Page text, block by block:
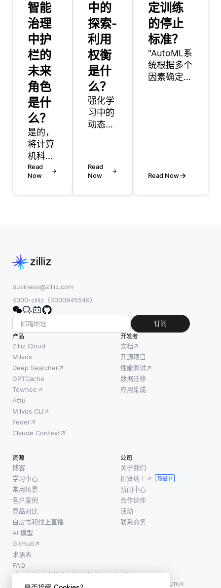
智能
治理
中护
栏的
未来
角色
是什
么？
是的，
将计算
机科学
和汽车
力学相
驾驶汽
能诊断
等汽车
技术的
兴起。
这个交
叉点通
常被称
为汽车
软件工
程或汽
一体
化。 应
单元
(ecu)
开发软
件，设
计自动
驾驶系
统，以
及创建
实时分
析车
Read
Now
中的
探索-
利用
权衡
是什
么？
强化学
习中的
动态规
过将强
题。DP
方法，
Read
Now
定训练
的停止
标准？
"AutoML系
统根据多个
因素确定训
过程中监控
练。例如，
如果系统
Read Now
business@zilliz.com
4000-zilliz（4000945549）
订阅
产品
Zilliz Cloud
Milvus
Deep Searcher
GPTCache
Towhee
Attu
Milvus CLI
Feder
Claude Context
开发者
文档
开源项目
性能测试
数据迁移
应用集成
资源
博客
学习中心
常用场景
客户案例
竞品对比
白皮书和线上直播
AI 模型
GitHub
术语表
FAQ
公司
关于我们
招贤纳士
热招中
新闻中心
合作伙伴
活动
联系商务
使用条款·个人信息保护政策·数据安全政策
LF AI、LF AI & Data、Milvus，以及相关的开源项目名称为 Linux